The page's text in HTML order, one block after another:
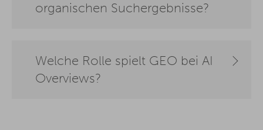
organischen Suchergebnisse?
Welche Rolle spielt GEO bei AI
Overviews?